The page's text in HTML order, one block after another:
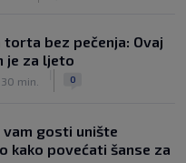
torta bez pečenja: Ovaj
je za ljeto
min. 0
gosti unište
kako povećati šanse za